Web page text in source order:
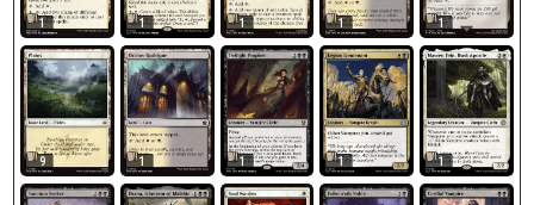
1 1 1 1 1
9 1 1 1 1